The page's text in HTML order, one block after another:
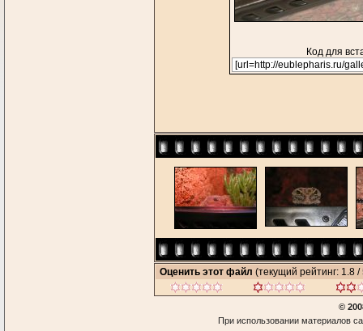
Код для
Оценить этот файл (текущий рейтинг: 1.8 /
©
При использовании материалов